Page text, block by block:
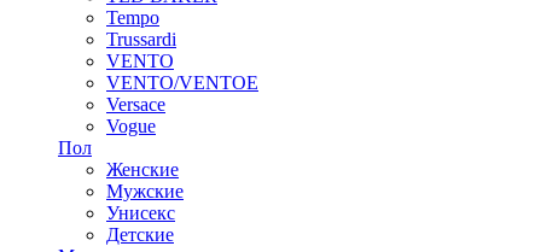
Tempo
Trussardi
VENTO
VENTO/VENTOE
Versace
Vogue
Пол
Женские
Мужские
Унисекс
Детские